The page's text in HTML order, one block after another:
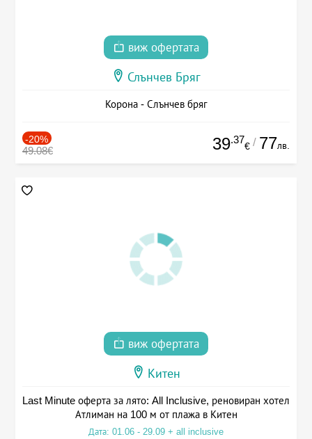
виж офертата
Слънчев Бряг
Корона - Слънчев бряг
-20%
49.08€ 39.37
€ / 77лв.
виж офертата
Китен
Last Minute оферта за лято: All Inclusive, реновиран хотел
Атлиман на 100 м от плажа в Китен
Дата: 01.06 - 29.09 + all inclusive